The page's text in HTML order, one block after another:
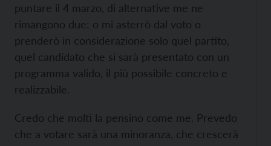
puntare il 4 marzo, di alternative me ne
rimangono due: o mi asterrò dal voto o
prenderò in considerazione solo quel partito,
quel candidato che si sarà presentato con un
programma valido, il più possibile concreto e
realizzabile.
Credo che molti la pensino come me. Prevedo
che a votare sarà una minoranza, che crescerà